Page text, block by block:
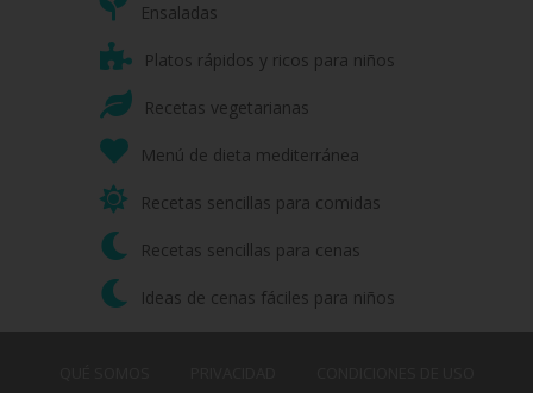
Ensaladas
Platos rápidos y ricos para niños
Recetas vegetarianas
Menú de dieta mediterránea
Recetas sencillas para comidas
Recetas sencillas para cenas
Ideas de cenas fáciles para niños